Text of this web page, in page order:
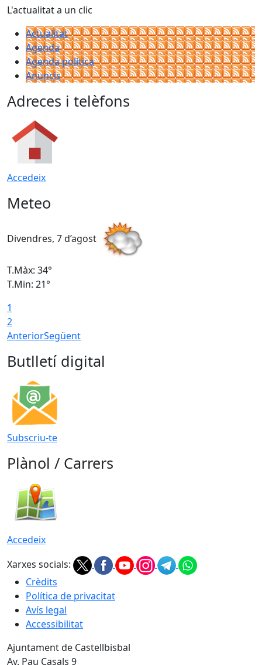
L'actualitat a un clic
Actualitat
Agenda
Agenda política
Anuncis
Adreces i telèfons
Accedeix
Meteo
Divendres, 7 d’agost
T.Màx: 34°
T.Min: 21°
1
2
AnteriorSegüent
Butlletí digital
Subscriu-te
Plànol / Carrers
Accedeix
Xarxes socials:
Crèdits
Política de privacitat
Avís legal
Accessibilitat
Ajuntament de Castellbisbal
Av. Pau Casals 9